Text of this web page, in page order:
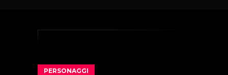
PERSONAGGI